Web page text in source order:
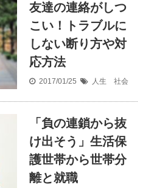
友達の連絡がしつ
こい！トラブルに
しない断り方や対
応方法
2017/01/25 人生 社会
「負の連鎖から抜
け出そう」生活保
護世帯から世帯分
離と就職